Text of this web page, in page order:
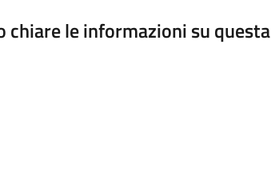
chiare le informazioni su questa